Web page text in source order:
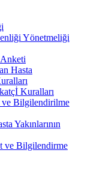
Yönetmeliği
Hasta
Kuralları
ve Bilgilendirilme
Yakınlarının
ve Bilgilendirme